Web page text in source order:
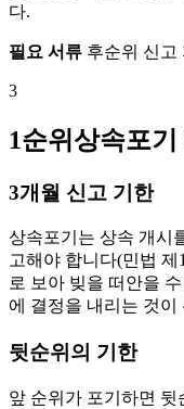
다.
필요 서류 후순위 신고
3
1순위상속포
3개월 신고 기한
상속포기는 상속 개시
고해야 합니다(민법
로 보아 빚을 떠안을
에 결정을 내리는 것
뒷순위의 기한
앞 순위가 포기하면